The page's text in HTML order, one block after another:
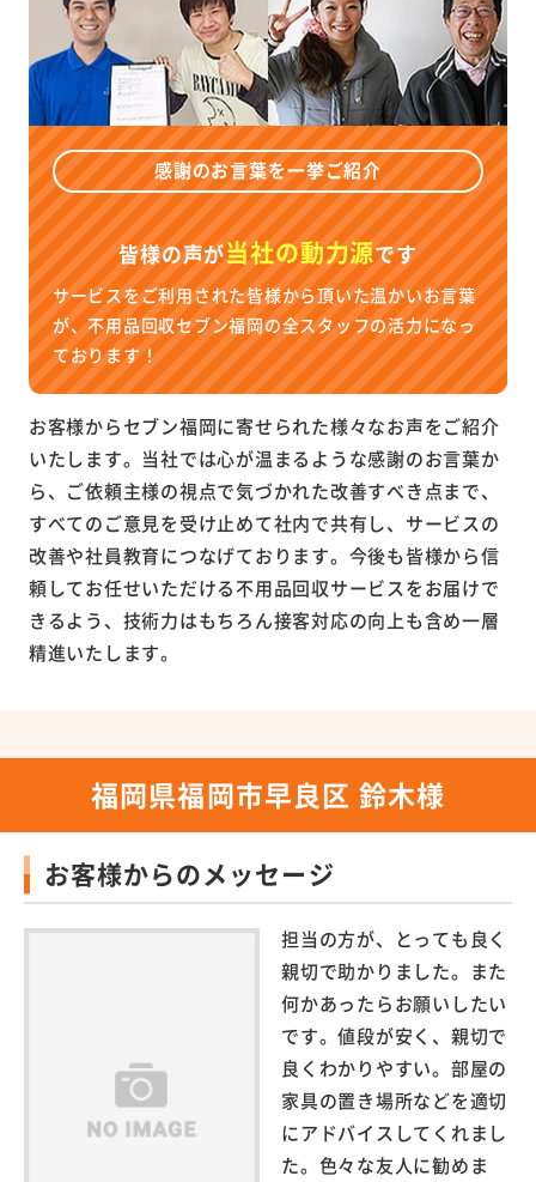
感謝のお言葉を一挙ご紹介
皆様の声が当社の動力源です
サービスをご利用された皆様から頂いた温かいお言葉
が、不用品回収セブン福岡の全スタッフの活力になっ
ております！
お客様からセブン福岡に寄せられた様々なお声をご紹介
いたします。当社では心が温まるような感謝のお言葉か
ら、ご依頼主様の視点で気づかれた改善すべき点まで、
すべてのご意見を受け止めて社内で共有し、サービスの
改善や社員教育につなげております。今後も皆様から信
頼してお任せいただける不用品回収サービスをお届けで
きるよう、技術力はもちろん接客対応の向上も含め一層
精進いたします。
福岡県福岡市早良区 鈴木様
お客様からのメッセージ
担当の方が、とっても良く
親切で助かりました。また
何かあったらお願いしたい
です。値段が安く、親切で
良くわかりやすい。部屋の
家具の置き場所などを適切
にアドバイスしてくれまし
た。色々な友人に勧めま